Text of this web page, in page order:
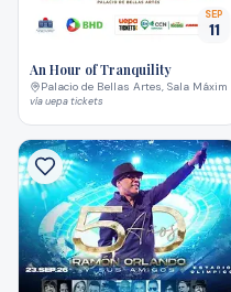
SEP
11
An Hour of Tranquility
Palacio de Bellas Artes, Sala
víauepa tickets